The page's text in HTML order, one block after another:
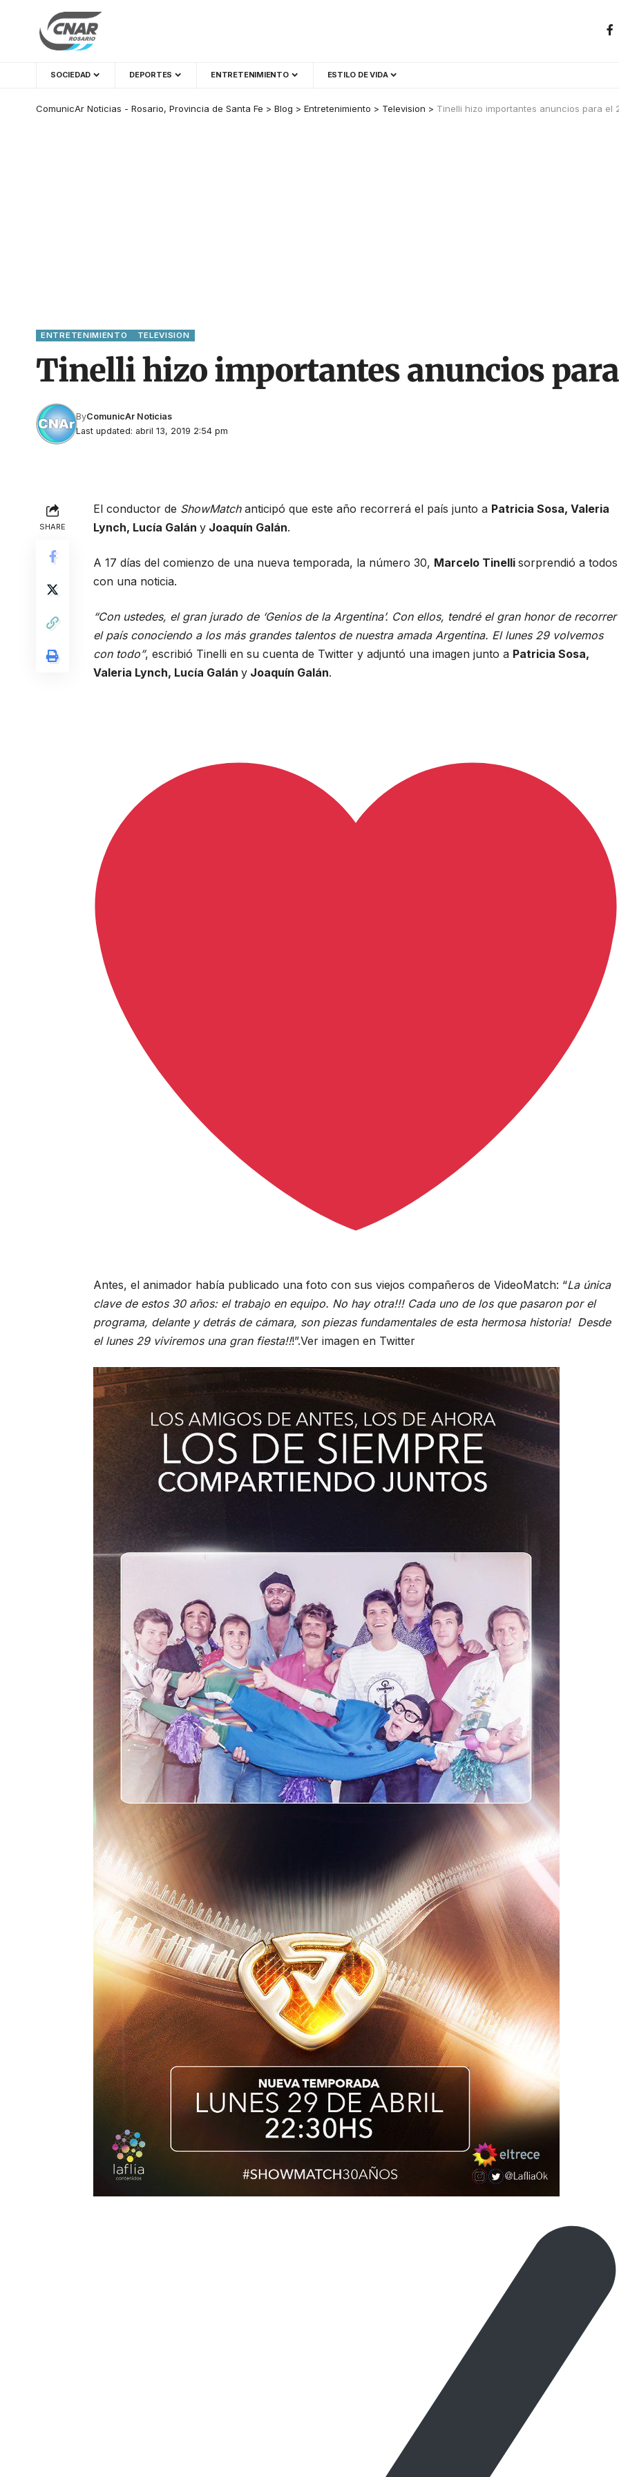
SOCIEDAD DEPORTES ENTRETENIMIENTO ESTILO DE VIDA
ComunicAr Noticias - Rosario, Provincia de Santa Fe > Blog > Entretenimiento > Television > Tinelli hizo importantes anuncios para el
ENTRETENIMIENTO TELEVISION
Tinelli hizo importantes anuncios para
Last updated: abril 13, 2019 2:54 pm
ByComunicAr Noticias
SHARE
El conductor de ShowMatchanticipó que este año recorrerá el país junto a Patricia Sosa, Valeria
Lynch, Lucía Galány Joaquín Galán.
A 17 días del comienzo de una nueva temporada, la número 30, Marcelo Tinellisorprendió a todos
con una noticia.
“Con ustedes, el gran jurado de ‘Genios de la Argentina’. Con ellos, tendré el gran honor de recorrer
el país conociendo a los más grandes talentos de nuestra amada Argentina. El lunes 29 volvemos
con todo”, escribió Tinelli en su cuenta de Twitter y adjuntó una imagen junto a Patricia Sosa,
Valeria Lynch, Lucía Galány Joaquín Galán.
Antes, el animador había publicado una foto con sus viejos compañeros de VideoMatch: “La única
clave de estos 30 años: el trabajo en equipo. No hay otra!!! Cada uno de los que pasaron por el
programa, delante y detrás de cámara, son piezas fundamentales de esta hermosa historia! Desde
el lunes 29 viviremos una gran fiesta!!!”.Ver imagen en Twitter